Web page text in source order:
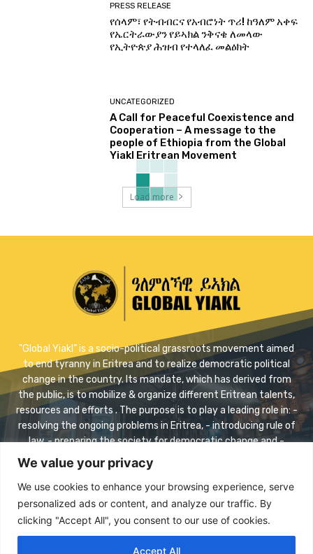
We value your privacy
We use cookies to enhance your browsing experience, serve
personalized ads or content, and analyze our traffic. By
clicking "Accept All", you consent to our use of cookies.
Accept All
PRESS RELEASE
የሰላም፣ የትብብርና የአብሮነት ጥሪ! ከዓለም አቀፍ
የኤርትራውያን የይኣክል ንቅናቄ ለመላው
የኢትዮጵያ ሕዝብ የተላለፈ መልዕክት
UNCATEGORIZED
A Call for Peaceful Coexistence and
Cooperation – A message to the
people of Ethiopia from the Global
Yiakl Eritrean Movement
Load more
"Global Yiakl” is a socio-political grassroots movement aimed
to end tyranny in Eritrea and to realize democratic political
change in the country. Its mandate, which has derived from
the public, is to mobilize & organize different Eritrean talents,
resources and efforts . The purpose is to play a leading role in: -
resolving the ongoing problems in Eritrea, - introducing rule of
law, - preparing the society for democratic change and -
realizing safe transition.
Contact us: info@eriyaikl.com
Facebook Twitter Youtube